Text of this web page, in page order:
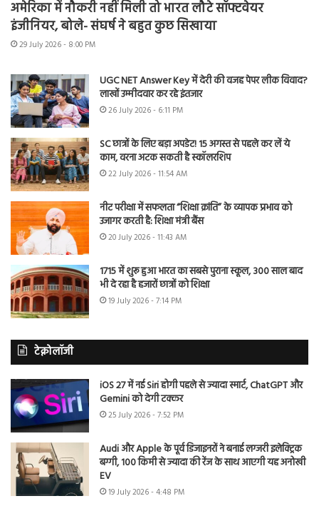
अमेरिका में नौकरी नहीं मिली तो भारत लौटे सॉफ्टवेयर
इंजीनियर, बोले- संघर्ष ने बहुत कुछ सिखाया
29 July 2026 - 8:00 PM
UGC NET Answer Key में देरी की वजह पेपर लीक विवाद?
लाखों उम्मीदवार कर रहे इंतजार
26 July 2026 - 6:11 PM
SC छात्रों के लिए बड़ा अपडेट! 15 अगस्त से पहले कर लें ये
काम, वरना अटक सकती है स्कॉलरशिप
22 July 2026 - 11:54 AM
नीट परीक्षा में सफलता “शिक्षा क्रांति” के व्यापक प्रभाव को
उजागर करती है: शिक्षा मंत्री बैंस
20 July 2026 - 11:43 AM
1715 में शुरू हुआ भारत का सबसे पुराना स्कूल, 300 साल बाद
भी दे रहा है हजारों छात्रों को शिक्षा
19 July 2026 - 7:14 PM
टेक्नोलॉजी
iOS 27 में नई Siri होगी पहले से ज्यादा स्मार्ट, ChatGPT और
Gemini को देगी टक्कर
25 July 2026 - 7:52 PM
Audi और Apple के पूर्व डिजाइनरों ने बनाई लग्जरी इलेक्ट्रिक
बग्गी, 100 किमी से ज्यादा की रेंज के साथ आएगी यह अनोखी
EV
19 July 2026 - 4:48 PM